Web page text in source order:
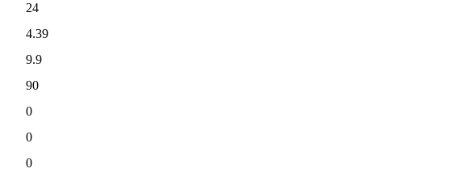
24
4.39
9.9
90
0
0
0